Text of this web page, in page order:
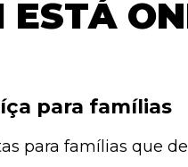
para famílias
para famílias que